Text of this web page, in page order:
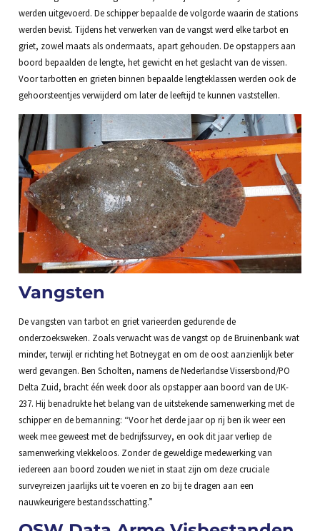
werden uitgevoerd. De schipper bepaalde de volgorde waarin de stations
werden bevist. Tijdens het verwerken van de vangst werd elke tarbot en
griet, zowel maats als ondermaats, apart gehouden. De opstappers aan
boord bepaalden de lengte, het gewicht en het geslacht van de vissen.
Voor tarbotten en grieten binnen bepaalde lengteklassen werden ook de
gehoorsteentjes verwijderd om later de leeftijd te kunnen vaststellen.
Vangsten
De vangsten van tarbot en griet varieerden gedurende de
onderzoeksweken. Zoals verwacht was de vangst op de Bruinenbank wat
minder, terwijl er richting het Botneygat en om de oost aanzienlijk beter
werd gevangen. Ben Scholten, namens de Nederlandse Vissersbond/PO
Delta Zuid, bracht één week door als opstapper aan boord van de UK-
237. Hij benadrukte het belang van de uitstekende samenwerking met de
schipper en de bemanning: “Voor het derde jaar op rij ben ik weer een
week mee geweest met de bedrijfssurvey, en ook dit jaar verliep de
samenwerking vlekkeloos. Zonder de geweldige medewerking van
iedereen aan boord zouden we niet in staat zijn om deze cruciale
surveyreizen jaarlijks uit te voeren en zo bij te dragen aan een
nauwkeurigere bestandsschatting.”